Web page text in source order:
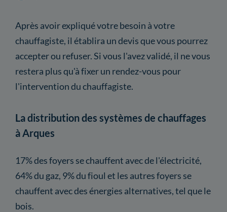
Après avoir expliqué votre besoin à votre
chauffagiste, il établira un devis que vous pourrez
accepter ou refuser. Si vous l'avez validé, il ne vous
restera plus qu'à fixer un rendez-vous pour
l'intervention du chauffagiste.
La distribution des systèmes de chauffages
à Arques
17% des foyers se chauffent avec de l'électricité,
64% du gaz, 9% du fioul et les autres foyers se
chauffent avec des énergies alternatives, tel que le
bois.